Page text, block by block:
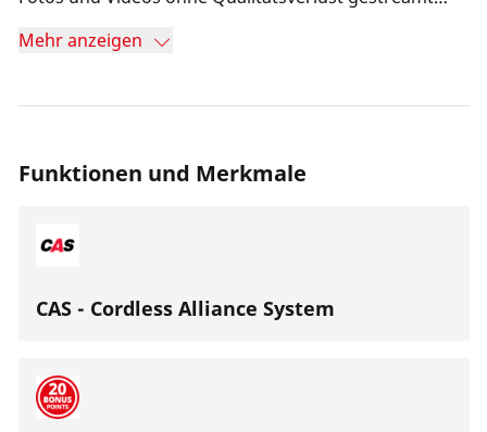
die Selbstnivellierung des Kamerabildes vereinfacht
Arbeiten. Über das resistive Touchdisplay kann auch
Nachbearbeitung erzielt, da die Leckage oder
Ordnerstrukturen angelegt werden oder auch schnell
werden.
Mehr anzeigen
Funktionen und Merkmale
CAS - Cordless Alliance System